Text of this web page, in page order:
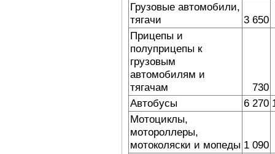
Грузовые автомобили,
тягачи
3 650
Прицепы и
полуприцепы к
грузовым
автомобилям и
тягачам
730
Автобусы
6 270
Мотоциклы,
мотороллеры,
мотоколяски и мопеды 1 090